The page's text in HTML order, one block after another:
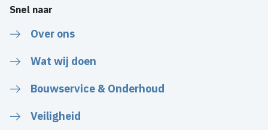
Snel naar
Over ons
Wat wij doen
Bouwservice & Onderhoud
Veiligheid